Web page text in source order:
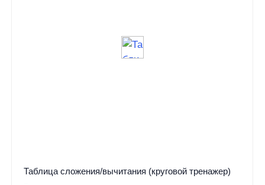
Таблица сложения/вычитания (круговой тренажер)